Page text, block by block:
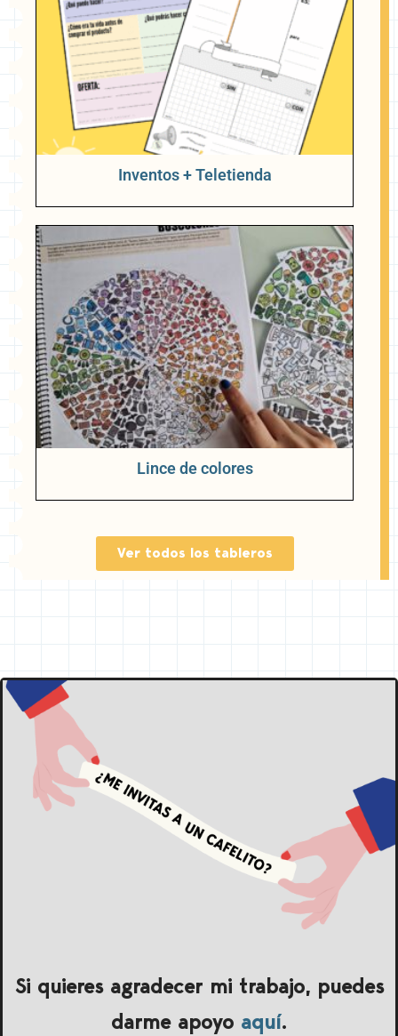
Inventos + Teletienda
Lince de colores
Ver todos los tableros
Si quieres agradecer mi trabajo, puedes
darme apoyo aquí.